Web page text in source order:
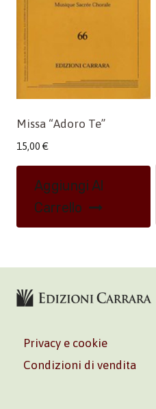
Missa “Adoro Te”
15,00 €
Aggiungi Al
Carrello
Privacy e cookie
Condizioni di vendita